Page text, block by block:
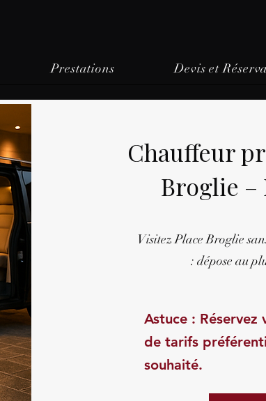
Prestations Devis et
Chauffeur
Broglie –
Visitez Place Broglie
: dépose au
Astuce :
de tarifs
souhaité.